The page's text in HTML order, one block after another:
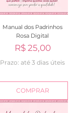
Manual dos Padrinhos
Rosa Digital
Preço
R$ 25,00
Prazo: até 3 dias úteis
COMPRAR